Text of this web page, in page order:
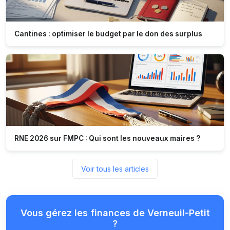
Cantines : optimiser le budget par le don des surplus
RNE 2026 sur FMPC : Qui sont les nouveaux maires ?
Voir tous les articles
Vous gérez les finances de Verneuil-Petit
?